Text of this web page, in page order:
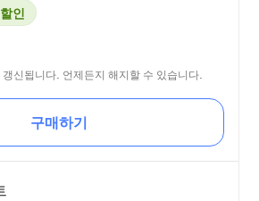
인
신됩니다. 언제든지 해지할 수 있습니다.
구매하기